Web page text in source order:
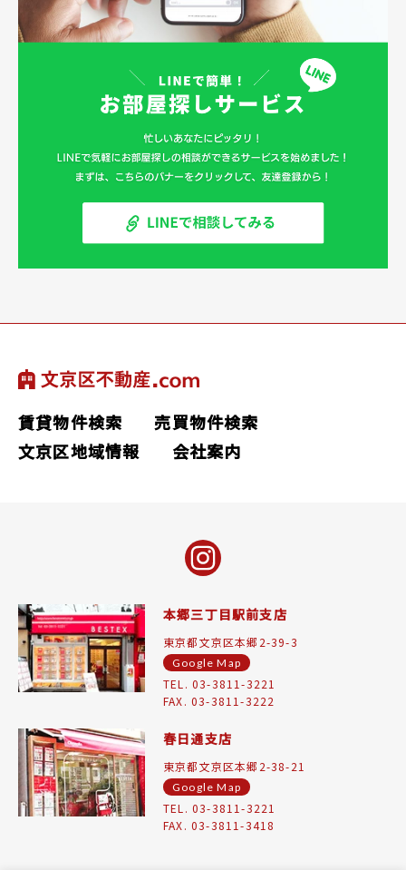
賃貸物件検索
売買物件検索
文京区地域情報
会社案内
本郷三丁目駅前支店
東京都文京区本郷2-39-3
Google Map
TEL. 03-3811-3221
FAX. 03-3811-3222
春日通支店
東京都文京区本郷2-38-21
Google Map
TEL. 03-3811-3221
FAX. 03-3811-3418